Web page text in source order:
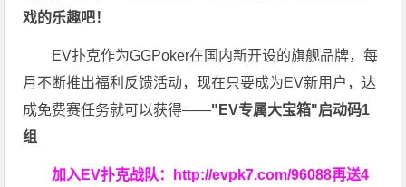
戏的乐趣吧！
EV扑克作为GGPoker在国内新开设的旗舰品牌，每
月不断推出福利反馈活动，现在只要成为EV新用户，达
成免费赛任务就可以获得——"EV专属大宝箱"启动码1
组
加入EV扑克战队： http://evpk7.com/96088再送4